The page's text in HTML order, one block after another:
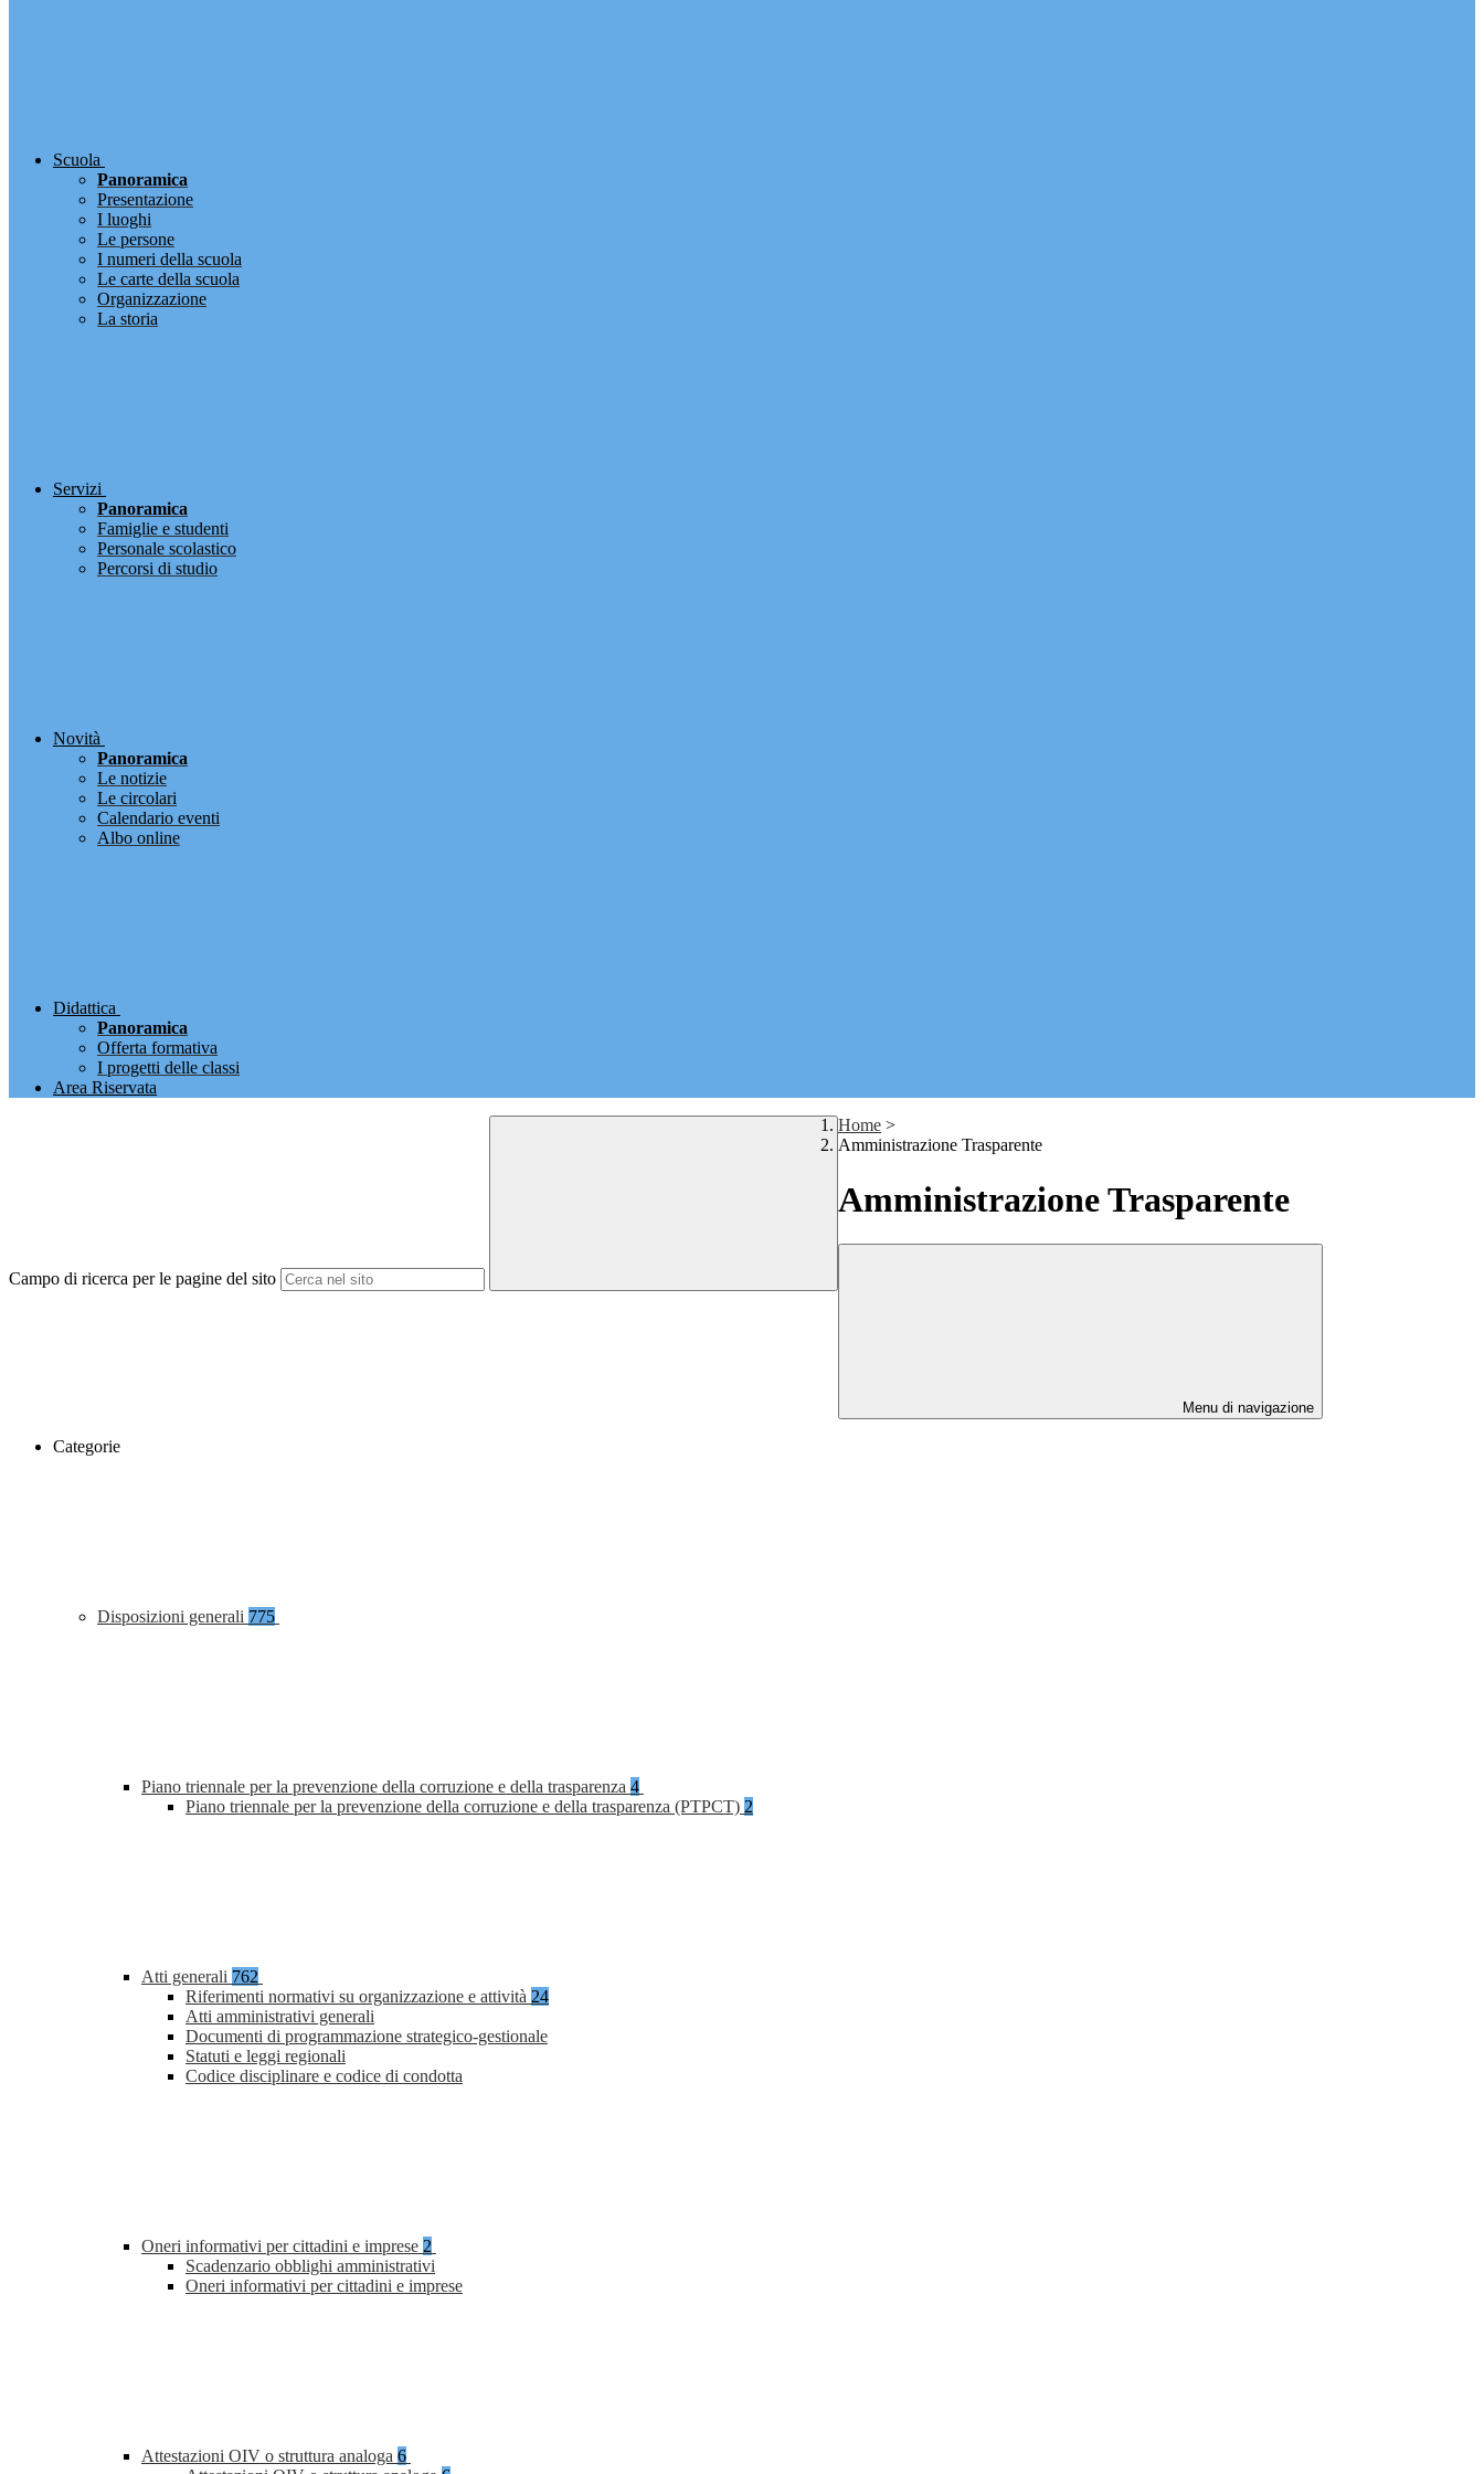
Scuola
Panoramica
Presentazione
I luoghi
Le persone
I numeri della scuola
Le carte della scuola
Organizzazione
La storia
Servizi
Panoramica
Famiglie e studenti
Personale scolastico
Percorsi di studio
Novità
Panoramica
Le notizie
Le circolari
Calendario eventi
Albo online
Didattica
Panoramica
Offerta formativa
I progetti delle classi
Area Riservata
Campo di ricerca per le pagine del sito
Home >
Amministrazione Trasparente
Amministrazione Trasparente
Menu di navigazione
Categorie
Disposizioni generali 775
Piano triennale per la prevenzione della corruzione e della trasparenza 4
Piano triennale per la prevenzione della corruzione e della trasparenza (PTPCT) 2
Atti generali 762
Riferimenti normativi su organizzazione e attività 24
Atti amministrativi generali
Documenti di programmazione strategico-gestionale
Statuti e leggi regionali
Codice disciplinare e codice di condotta
Oneri informativi per cittadini e imprese 2
Scadenzario obblighi amministrativi
Oneri informativi per cittadini e imprese
Attestazioni OIV o struttura analoga 6